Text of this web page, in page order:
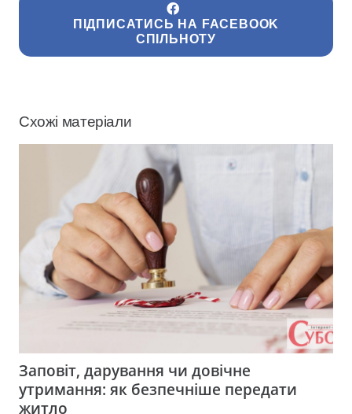
ПІДПИСАТИСЬ НА FACEBOOK
СПІЛЬНОТУ
Схожі матеріали
Заповіт, дарування чи довічне
утримання: як безпечніше передати
житло